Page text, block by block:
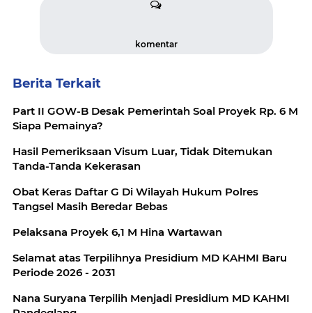
komentar
Berita Terkait
Part II GOW-B Desak Pemerintah Soal Proyek Rp. 6 M
Siapa Pemainya?
Hasil Pemeriksaan Visum Luar, Tidak Ditemukan
Tanda-Tanda Kekerasan
Obat Keras Daftar G Di Wilayah Hukum Polres
Tangsel Masih Beredar Bebas
Pelaksana Proyek 6,1 M Hina Wartawan
Selamat atas Terpilihnya Presidium MD KAHMI Baru
Periode 2026 - 2031
Nana Suryana Terpilih Menjadi Presidium MD KAHMI